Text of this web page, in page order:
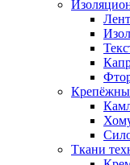
Ткани